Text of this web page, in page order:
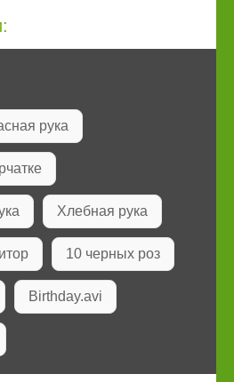
рука
Хлебная рука
10 черных роз
Birthday.avi